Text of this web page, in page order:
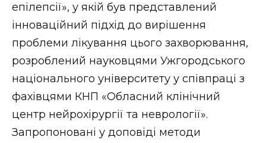
епілепсії», у якій був представлений
інноваційний підхід до вирішення
проблеми лікування цього захворювання,
розроблений науковцями Ужгородського
національного університету у співпраці з
фахівцями КНП «Обласний клінічний
центр нейрохірургії та неврології».
Запропоновані у доповіді методи